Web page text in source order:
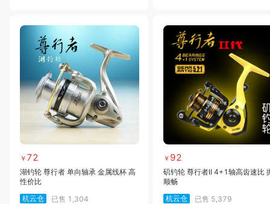
￥ 72
湖钓轮 尊行者 单向轴承 金属线杯 高
性价比
杭云仓
已售 1,304
￥ 92
矶钓轮 尊行者II 4+1轴高齿速比
顺畅
杭云仓
已售 5,379